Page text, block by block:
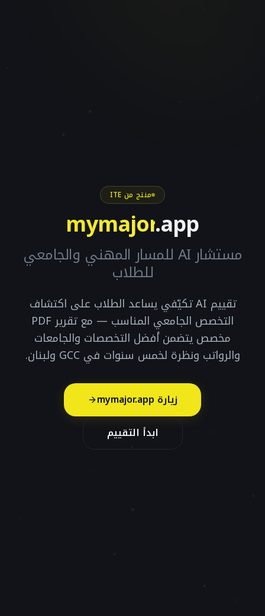
منتج من ITE
mymajor.app
مستشار AI للمسار المهني والجامعي
للطلاب
تقييم AI تكيّفي يساعد الطلاب على اكتشاف
التخصص الجامعي المناسب — مع تقرير PDF
مخصص يتضمن أفضل التخصصات والجامعات
والرواتب ونظرة لخمس سنوات في GCC ولبنان.
زيارة mymajor.app
ابدأ التقييم